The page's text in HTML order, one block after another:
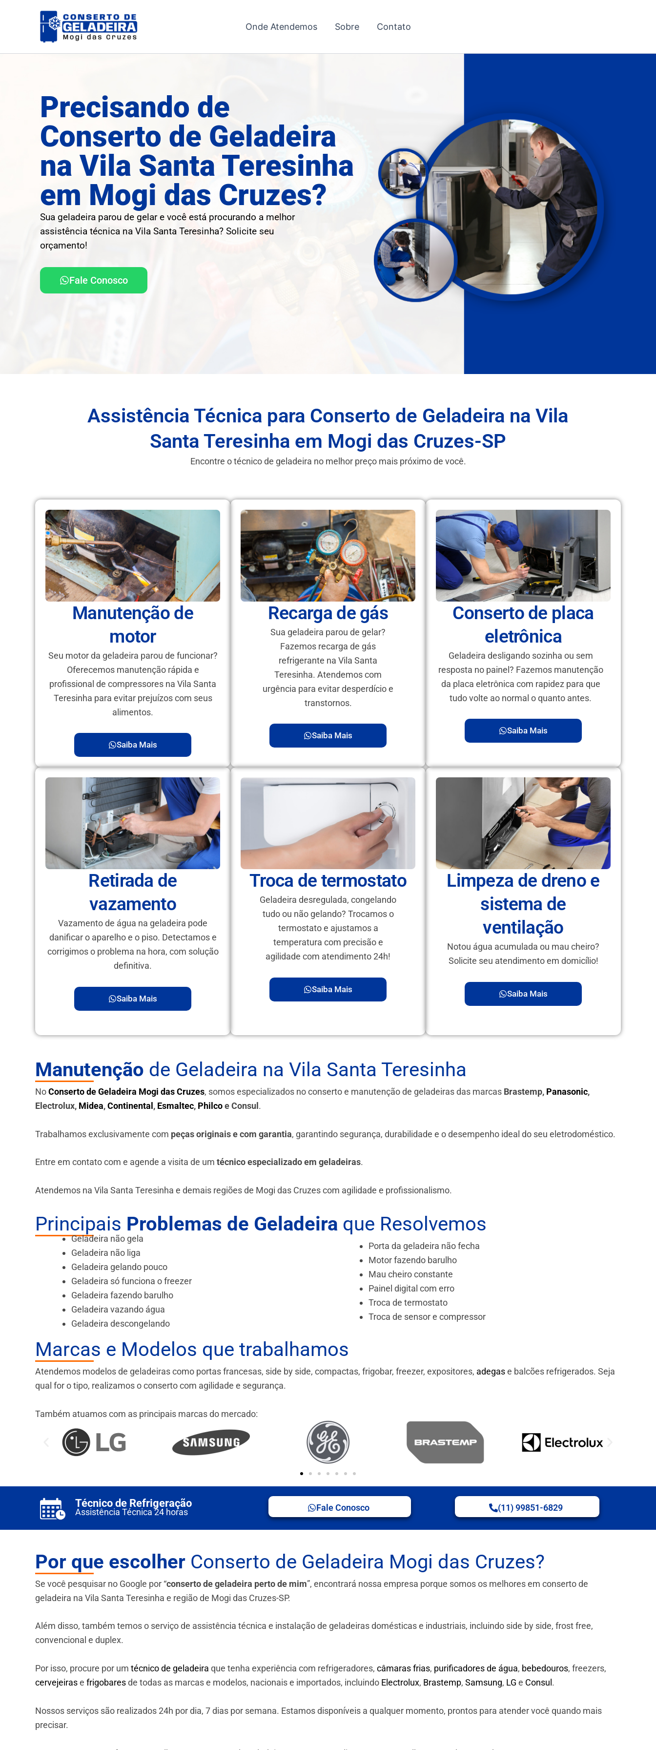
Onde Atendemos Sobre Contato
Precisando de
Conserto de Geladeira
na Vila Santa Teresinha
em Mogi das Cruzes?
Sua geladeira parou de gelar e você está procurando a melhor
assistência técnica na Vila Santa Teresinha? Solicite seu
orçamento!
Fale Conosco
Assistência Técnica para Conserto de Geladeira na Vila
Santa Teresinha em Mogi das Cruzes-SP
Encontre o técnico de geladeira no melhor preço mais próximo de você.
Manutenção de
motor
Seu motor da geladeira parou de funcionar?
Oferecemos manutenção rápida e
profissional de compressores na Vila Santa
Teresinha para evitar prejuízos com seus
alimentos.
Saiba Mais
Recarga de gás
Sua geladeira parou de gelar?
Fazemos recarga de gás
refrigerante na Vila Santa
Teresinha. Atendemos com
urgência para evitar desperdício e
transtornos.
Saiba Mais
Conserto de placa
eletrônica
Geladeira desligando sozinha ou sem
resposta no painel? Fazemos manutenção
da placa eletrônica com rapidez para que
tudo volte ao normal o quanto antes.
Saiba Mais
Retirada de
vazamento
Vazamento de água na geladeira pode
danificar o aparelho e o piso. Detectamos e
corrigimos o problema na hora, com solução
definitiva.
Saiba Mais
Troca de termostato
Geladeira desregulada, congelando
tudo ou não gelando? Trocamos o
termostato e ajustamos a
temperatura com precisão e
agilidade com atendimento 24h!
Saiba Mais
Limpeza de dreno e
sistema de
ventilação
Notou água acumulada ou mau cheiro?
Solicite seu atendimento em domicílio!
Saiba Mais
Manutenção de Geladeira na Vila Santa Teresinha
NoConserto de Geladeira Mogi das Cruzes, somos especializados no conserto e manutenção de geladeiras das marcas Brastemp, Panasonic,
Electrolux, Midea,Continental , Esmaltec, Philcoe Consul .
Trabalhamos exclusivamente com peças originais e com garantia, garantindo segurança, durabilidade e o desempenho ideal do seu eletrodoméstico.
Entre em contato com e agende a visita de um técnico especializado em geladeiras.
Atendemos na Vila Santa Teresinha e demais regiões de Mogi das Cruzescom agilidade e profissionalismo.
Principais Problemas de Geladeira que Resolvemos
Geladeira não gela
Geladeira não liga
Geladeira gelando pouco
Geladeira só funciona o freezer
Geladeira fazendo barulho
Geladeira vazando água
Geladeira descongelando
Porta da geladeira não fecha
Motor fazendo barulho
Mau cheiro constante
Painel digital com erro
Troca de termostato
Troca de sensor e compressor
Marcas e Modelos que trabalhamos
Atendemos modelos de geladeiras como portas francesas, side by side, compactas, frigobar, freezer, expositores, adegase balcões refrigerados. Seja
qual for o tipo, realizamos o conserto com agilidade e segurança.
Também atuamos com as principais marcas do mercado:
Técnico de Refrigeração
Assistência Técnica 24 horas Fale Conosco (11) 99851-6829
Por que escolher Conserto de Geladeira Mogi das Cruzes?
Se você pesquisar no Google por “conserto de geladeira perto de mim”, encontrará nossa empresa porque somos os melhores em conserto de
geladeira na Vila Santa Teresinha e região de Mogi das Cruzes-SP.
Além disso, também temos o serviço de assistência técnica e instalação de geladeiras domésticas e industriais, incluindo side by side, frost free,
convencional e duplex.
Por isso, procure por um técnico de geladeira que tenha experiência com refrigeradores, câmaras frias, purificadores de água, bebedouros, freezers,
cervejeirase frigobaresde todas as marcas e modelos, nacionais e importados, incluindo Electrolux, Brastemp, Samsung, LG e Consul .
Nossos serviços são realizados 24h por dia, 7 dias por semana. Estamos disponíveis a qualquer momento, prontos para atender você quando mais
precisar.